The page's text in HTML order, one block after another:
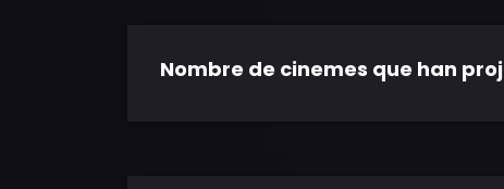
Nombre de cinemes que han